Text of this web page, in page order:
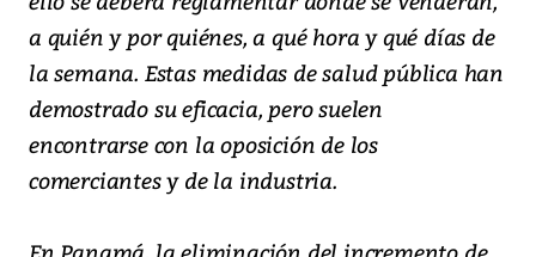
a quién y por quiénes, a qué hora y qué días de
la semana. Estas medidas de salud pública han
demostrado su eficacia, pero suelen
encontrarse con la oposición de los
comerciantes y de la industria.